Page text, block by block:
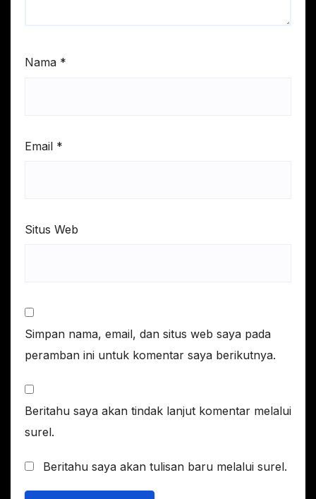
Nama *
Email *
Situs Web
Simpan nama, email, dan situs web saya pada
peramban ini untuk komentar saya berikutnya.
Beritahu saya akan tindak lanjut komentar melalui
surel.
Beritahu saya akan tulisan baru melalui surel.